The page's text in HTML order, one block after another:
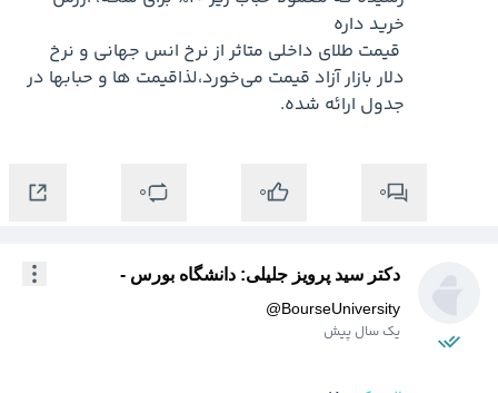
جدول ارائه شده.
0
0
0
دکتر سید پرویز جلیلی: دانشگاه بورس -
@BourseUniversity
یک سال پیش